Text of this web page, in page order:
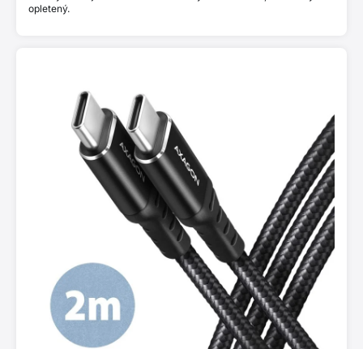
opletený.